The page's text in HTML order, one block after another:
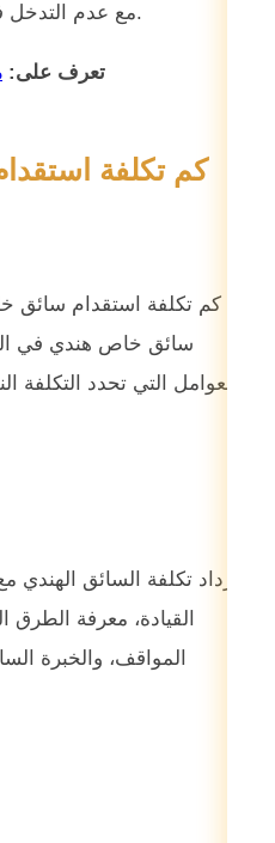
مع عدم التدخل في خصوصيات السائق.
تعرف على:
كم تكلفة
كم تكلفة استقدام سائق
سائق خاص هندي في
العوامل التي تحدد التكلفة
تزداد تكلفة السائق
القيادة، معرفة
المواقف، والخبرة